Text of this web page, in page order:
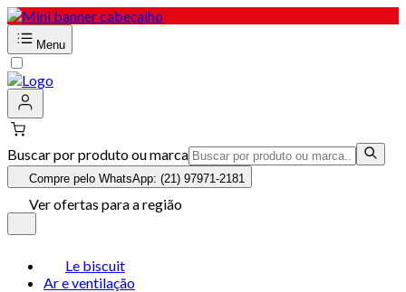
Menu
Buscar por produto ou marca
Compre pelo WhatsApp: (21) 97971-2181
Ver ofertas para a região
Le biscuit
Ar e ventilação